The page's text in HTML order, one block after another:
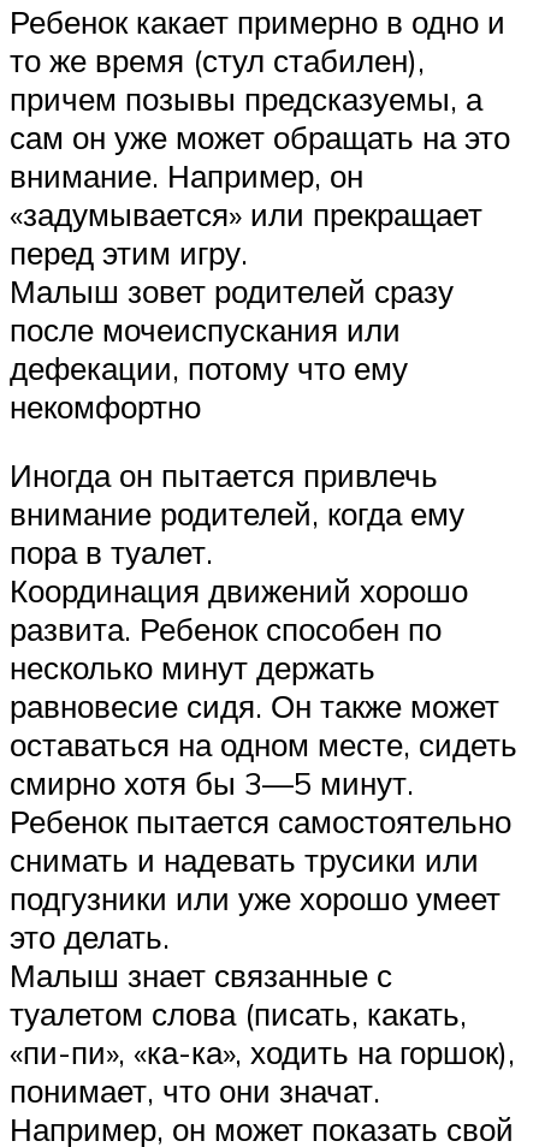
Ребенок какает примерно в одно и
то же время (стул стабилен),
причем позывы предсказуемы, а
сам он уже может обращать на это
внимание. Например, он
«задумывается» или прекращает
перед этим игру.
Малыш зовет родителей сразу
после мочеиспускания или
дефекации, потому что ему
некомфортно
Иногда он пытается привлечь
внимание родителей, когда ему
пора в туалет.
Координация движений хорошо
развита. Ребенок способен по
несколько минут держать
равновесие сидя. Он также может
оставаться на одном месте, сидеть
смирно хотя бы 3—5 минут.
Ребенок пытается самостоятельно
снимать и надевать трусики или
подгузники или уже хорошо умеет
это делать.
Малыш знает связанные с
туалетом слова (писать, какать,
«пи-пи», «ка-ка», ходить на горшок),
понимает, что они значат.
Например, он может показать свой